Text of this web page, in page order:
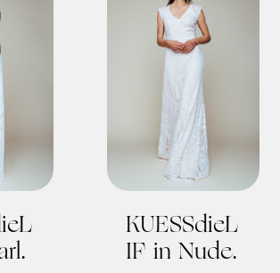
KUESSdieL
IF in Nude